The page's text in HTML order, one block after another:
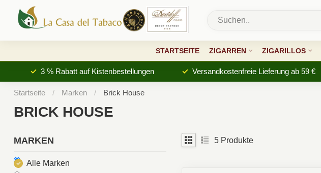
STARTSEITE ZIGARREN ZIGARILLOS
3 % Rabatt auf Kistenbestellungen Versandkostenfreie Lieferung ab 59 €
Startseite / Marken / Brick House
BRICK HOUSE
MARKEN
Alle Marken
5 Produkte